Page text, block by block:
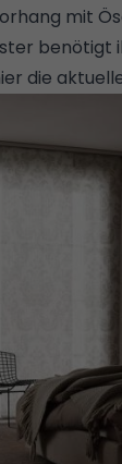
mit
benötigt
die